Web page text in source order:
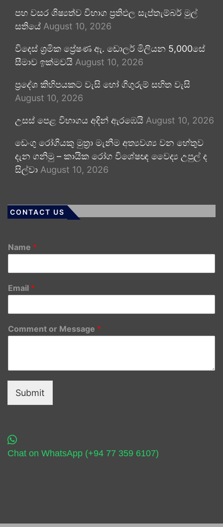
පහ වසර ශිෂ්‍යත්ව විභාග ප්‍රතිඵල සැප්තැම්බර් මුල්
සතියේ August 10, 2026
විදෙස් ශ්‍රමික ප්‍රේෂණ ඇ. ඩොලර් මිලියන 5,000සේ
සීමාව ඉක්මවයි August 10, 2026
ප්‍රදේශ කිහිපයකට වැසි හෝ ගිගුරුම් සහිත වැසි
August 10, 2026
උසස් පෙළ විභාගය අදින් ඇරඹෙයි August 10, 2026
ඩෙංගු රෝගියකු ⁣මුත්‍රා මැනීම අත්‍යවශ්‍ය වන හේතුව
දැන ගනිමු – කායික රෝග විශේෂඥ වෛද්‍ය උපුල් ද
සිල්වා August 10, 2026
CONTACT US
Name *
Email *
Comment or Message *
Submit
Chat on WhatsApp (+94 77 359 6107)